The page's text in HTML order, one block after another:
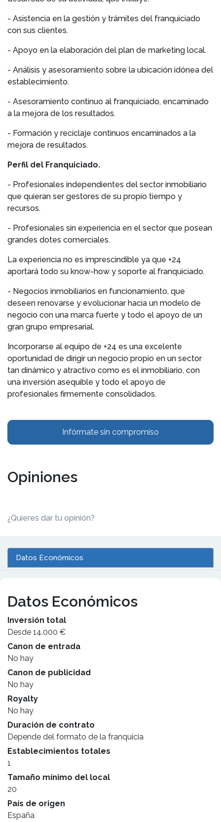
- Asistencia en la gestión y trámites del franquiciado
con sus clientes.
- Apoyo en la elaboración del plan de marketing local.
- Análisis y asesoramiento sobre la ubicación idónea del
establecimiento.
- Asesoramiento continuo al franquiciado, encaminado
a la mejora de los resultados.
- Formación y reciclaje continuos encaminados a la
mejora de resultados.
Perfil del Franquiciado.
- Profesionales independientes del sector inmobiliario
que quieran ser gestores de su propio tiempo y
recursos.
- Profesionales sin experiencia en el sector que posean
grandes dotes comerciales.
La experiencia no es imprescindible ya que +24
aportará todo su know-how y soporte al franquiciado.
- Negocios inmobiliarios en funcionamiento, que
deseen renovarse y evolucionar hacia un modelo de
negocio con una marca fuerte y todo el apoyo de un
gran grupo empresarial.
Incorporarse al equipo de +24 es una excelente
oportunidad de dirigir un negocio propio en un sector
tan dinámico y atractivo como es el inmobiliario, con
una inversión asequible y todo el apoyo de
profesionales firmemente consolidados.
Infórmate sin compromiso
Opiniones
¿Quieres dar tu opinión?
Datos Económicos
Datos Económicos
Inversión total
Desde 14.000 €
Canon de entrada
No hay
Canon de publicidad
No hay
Royalty
No hay
Duración de contrato
Depende del formato de la franquicia
Establecimientos totales
1
Tamaño mínimo del local
20
País de origen
España